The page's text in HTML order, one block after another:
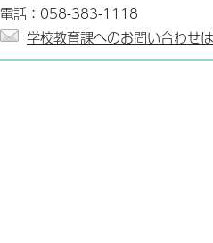
電話：058-383-1118
学校教育課へのお問い合わせ